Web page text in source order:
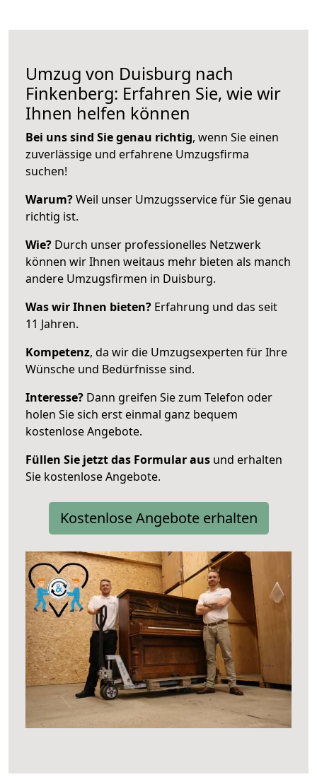
Umzug von Duisburg nach
Finkenberg: Erfahren Sie, wie wir
Ihnen helfen können
Bei uns sind Sie genau richtig, wenn Sie einen
zuverlässige und erfahrene Umzugsfirma
suchen!
Warum?Weil unser Umzugsservice für Sie genau
richtig ist.
Wie? Durch unser professionelles Netzwerk
können wir Ihnen weitaus mehr bieten als manch
andere Umzugsfirmen in Duisburg.
Was wir Ihnen bieten? Erfahrung und das seit
11 Jahren.
Kompetenz, da wir die Umzugsexperten für Ihre
Wünsche und Bedürfnisse sind.
Interesse? Dann greifen Sie zum Telefon oder
holen Sie sich erst einmal ganz bequem
kostenlose Angebote.
Füllen Sie jetzt das Formular aus und erhalten
Sie kostenlose Angebote.
Kostenlose Angebote erhalten